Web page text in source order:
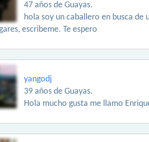
47 años de Guayas.
hola soy un caballero en busca
escribeme. Te espero
yangodj
39 años de Guayas.
Hola mucho gusta me llamo